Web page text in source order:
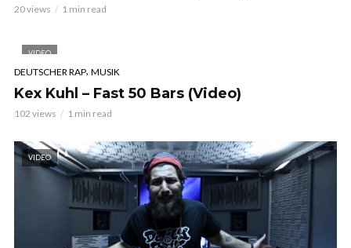
20 views 1 min read
VIDEO
DEUTSCHER RAP, MUSIK
Kex Kuhl – Fast 50 Bars (Video)
102 views 1 min read
VIDEO